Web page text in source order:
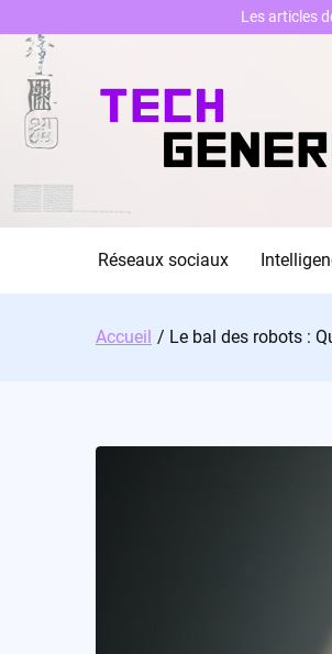
Skip
content
Réseaux sociaux
Accueil Le bal des robots :
Les articles